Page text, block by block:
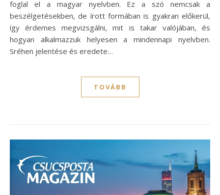
foglal el a magyar nyelvben. Ez a szó nemcsak a
beszélgetésekben, de írott formában is gyakran előkerül,
így érdemes megvizsgálni, mit is takar valójában, és
hogyan alkalmazzuk helyesen a mindennapi nyelvben.
Sréhen jelentése és eredete…
TOVÁBB